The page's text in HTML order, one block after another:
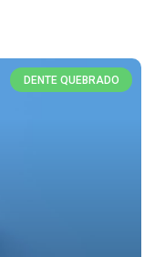
DENTE QUEBRADO